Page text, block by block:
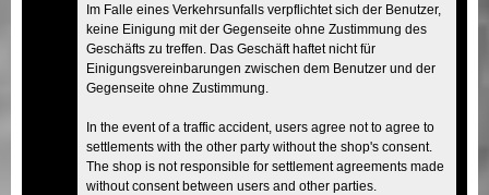
Im Falle eines Verkehrsunfalls verpflichtet sich der Benutzer,
keine Einigung mit der Gegenseite ohne Zustimmung des
Geschäfts zu treffen. Das Geschäft haftet nicht für
Einigungsvereinbarungen zwischen dem Benutzer und der
Gegenseite ohne Zustimmung.
In the event of a traffic accident, users agree not to agree to
settlements with the other party without the shop's consent.
The shop is not responsible for settlement agreements made
without consent between users and other parties.